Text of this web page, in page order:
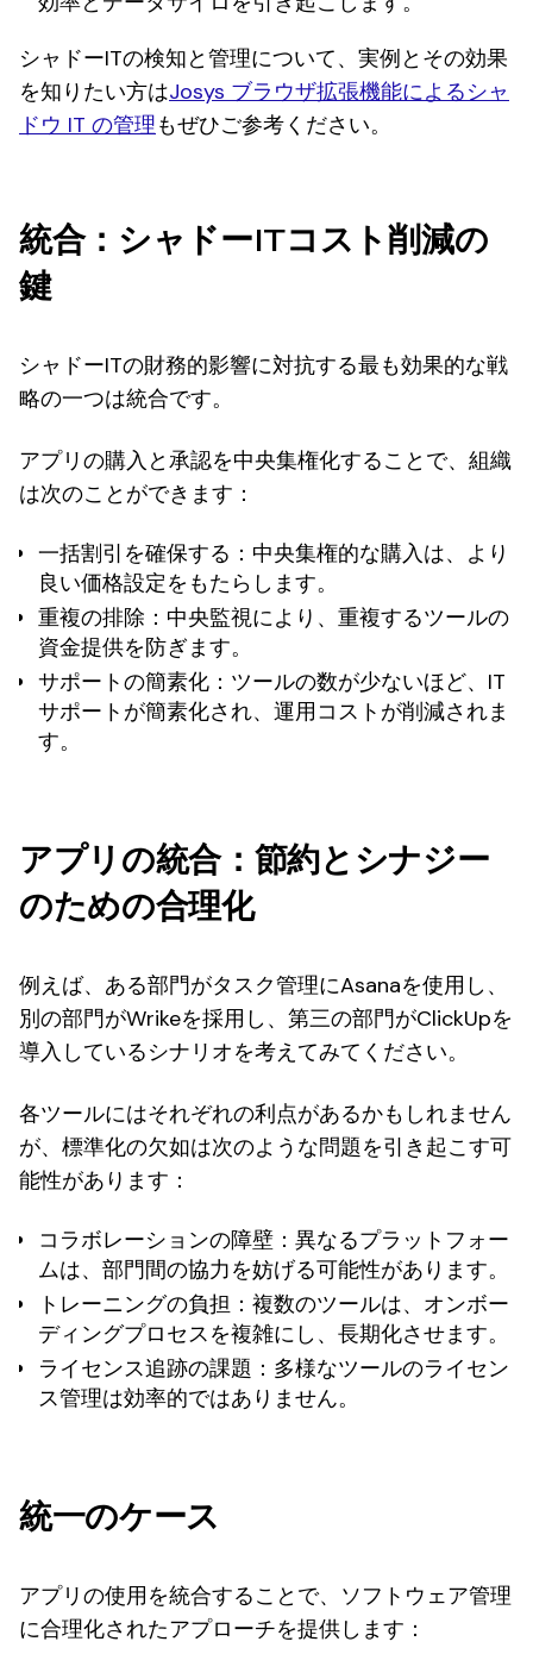
シャドーITの検知と管理について、実例とその効果
を知りたい方はJosys ブラウザ拡張機能によるシャ
ドウ IT の管理もぜひご参考ください。
統合：シャドーITコスト削減の
鍵
シャドーITの財務的影響に対抗する最も効果的な戦
略の一つは統合です。
アプリの購入と承認を中央集権化することで、組織
は次のことができます：
一括割引を確保する ：中央集権的な購入は、より
良い価格設定をもたらします。
重複の排除 ：中央監視により、重複するツールの
資金提供を防ぎます。
サポートの簡素化 ：ツールの数が少ないほど、IT
サポートが簡素化され、運用コストが削減されま
す。
アプリの統合：節約とシナジー
のための合理化
例えば、ある部門がタスク管理にAsanaを使用し、
別の部門がWrikeを採用し、第三の部門がClickUpを
導入しているシナリオを考えてみてください。
各ツールにはそれぞれの利点があるかもしれません
が、標準化の欠如は次のような問題を引き起こす可
能性があります：
コラボレーションの障壁 ：異なるプラットフォー
ムは、部門間の協力を妨げる可能性があります。
トレーニングの負担 ：複数のツールは、オンボー
ディングプロセスを複雑にし、長期化させます。
ライセンス追跡の課題 ：多様なツールのライセン
ス管理は効率的ではありません。
統一のケース
アプリの使用を統合することで、ソフトウェア管理
に合理化されたアプローチを提供します：